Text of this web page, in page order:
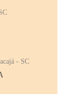
- SC